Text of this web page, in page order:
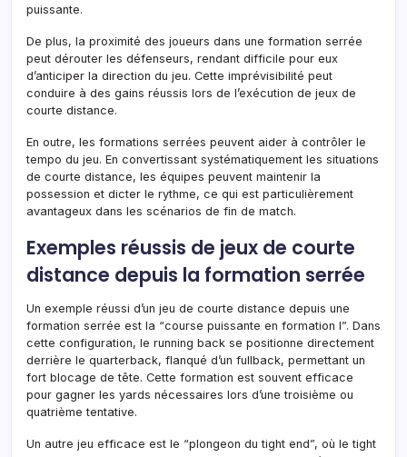
puissante.
De plus, la proximité des joueurs dans une formation serrée
peut dérouter les défenseurs, rendant difficile pour eux
d’anticiper la direction du jeu. Cette imprévisibilité peut
conduire à des gains réussis lors de l’exécution de jeux de
courte distance.
En outre, les formations serrées peuvent aider à contrôler le
tempo du jeu. En convertissant systématiquement les situations
de courte distance, les équipes peuvent maintenir la
possession et dicter le rythme, ce qui est particulièrement
avantageux dans les scénarios de fin de match.
Exemples réussis de jeux de courte
distance depuis la formation serrée
Un exemple réussi d’un jeu de courte distance depuis une
formation serrée est la “course puissante en formation I”. Dans
cette configuration, le running back se positionne directement
derrière le quarterback, flanqué d’un fullback, permettant un
fort blocage de tête. Cette formation est souvent efficace
pour gagner les yards nécessaires lors d’une troisième ou
quatrième tentative.
Un autre jeu efficace est le “plongeon du tight end”, où le tight